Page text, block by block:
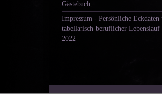
Gästebuch
Impressum - Persönliche Eckdaten
tabellarisch-beruflicher Lebenslauf
2022